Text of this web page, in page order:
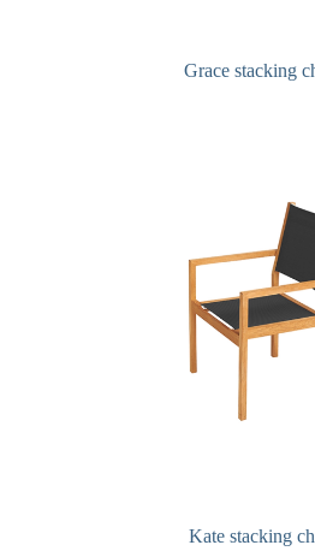
Grace stacking
Kate stacking